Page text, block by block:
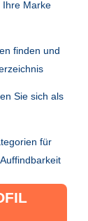
Ihre Marke
finden und
Sie sich als
für